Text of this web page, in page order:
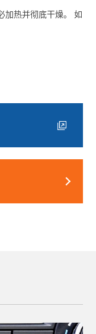
加热并彻底干燥。 如